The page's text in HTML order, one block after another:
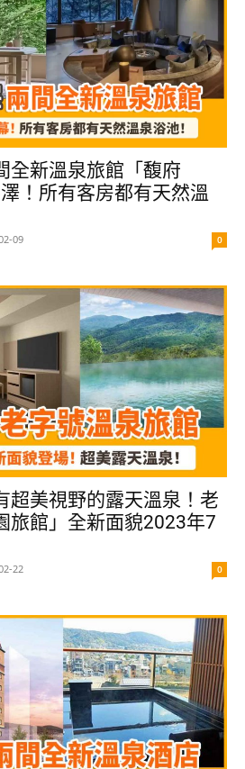
全新溫泉旅館「馥府
！所有客房都有天然溫
09 0
超美視野的露天溫泉！老
旅館」全新面貌2023年7
22 0